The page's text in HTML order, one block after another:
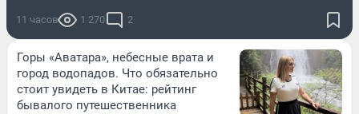
11 часов 1 270 2
Горы «Аватара», небесные врата и
город водопадов. Что обязательно
стоит увидеть в Китае: рейтинг
бывалого путешественника